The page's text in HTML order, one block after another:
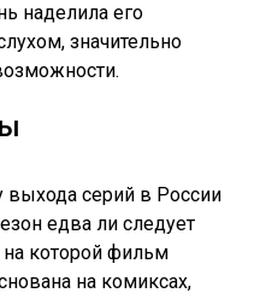
наделила его
значительно
выхода серий в России
едва ли следует
на которой фильм
на комиксах,